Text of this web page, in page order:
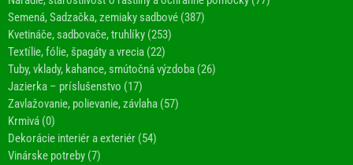
Semená, Sadzačka, zemiaky sadbové (387)
Kvetináče, sadbovače, truhlíky (253)
Textílie, fólie, špagáty a vrecia (22)
Tuby, vklady, kahance, smútočná výzdoba (26)
Jazierka – príslušenstvo (17)
Zavlažovanie, polievanie, závlaha (57)
Krmivá (0)
Dekorácie interiér a exteriér (54)
Vinárske potreby (7)